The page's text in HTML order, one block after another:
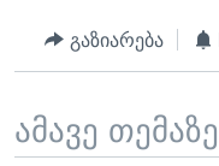
გაზიარება
ამავე თემაზე